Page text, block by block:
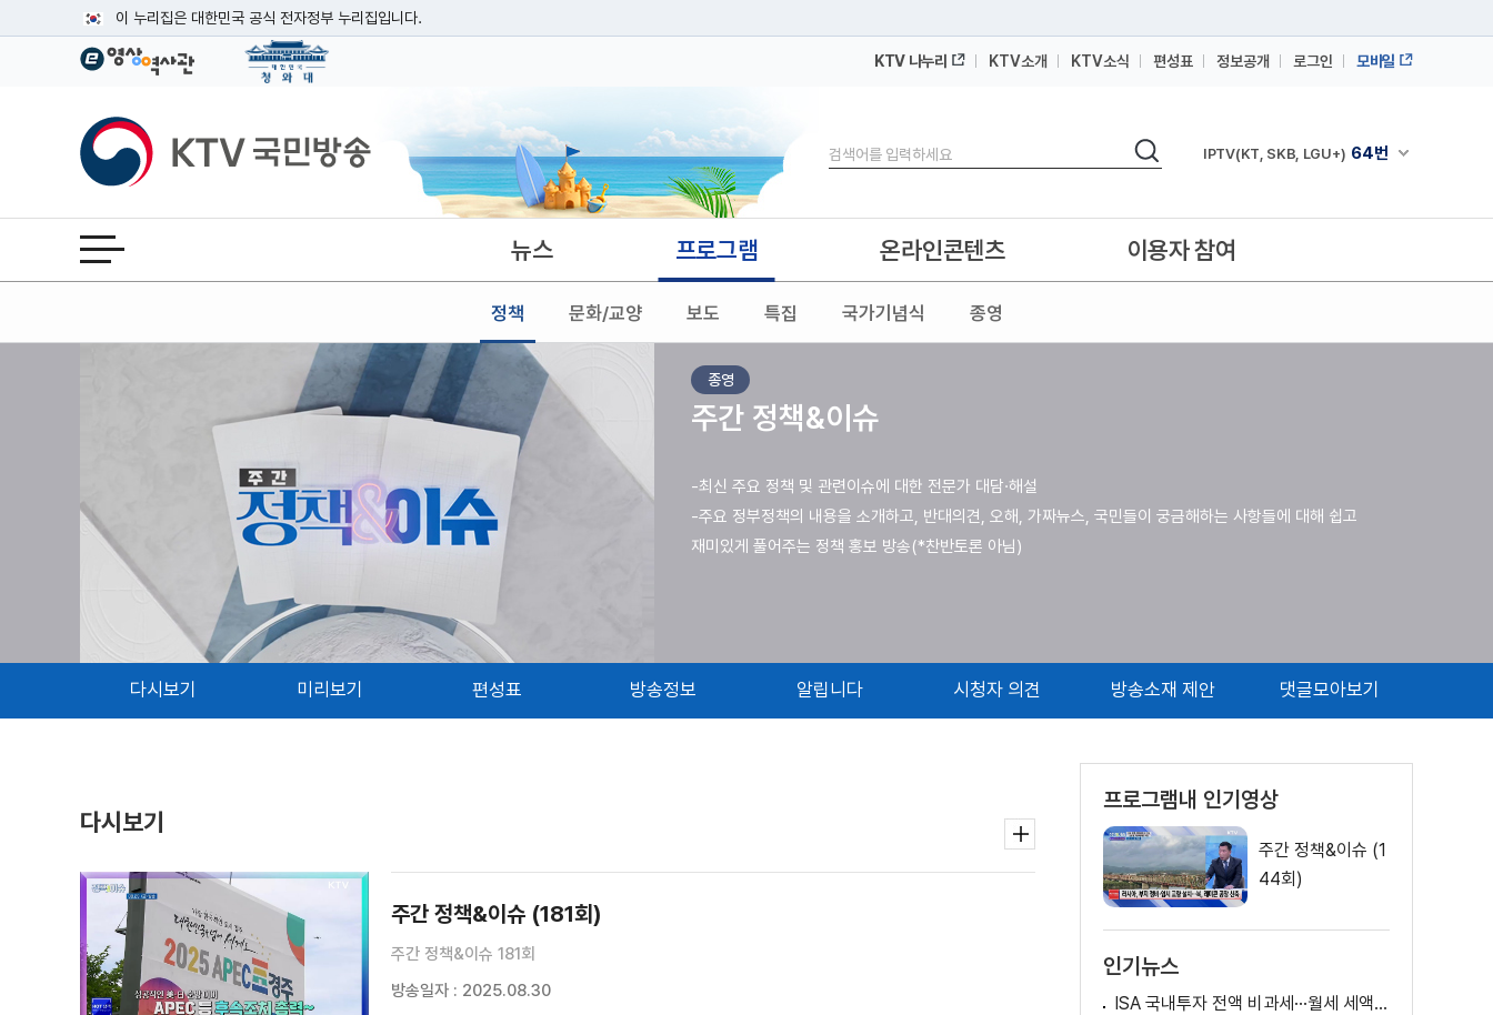
이 누리집은 대한민국 공식 전자정부 누리집입니다.
공식 누리집 주소 확인하기
이밖에 or.kr 또는 .kr등 다른 도메인 주소를 사용하고 있다면 아래 URL에서 도메인 주소를 확인해 보세요
운영중인 공식 누리집보기
KTV 나누리 KTV소개 KTV소식 편성표 정보공개 로그인 모바일
KTV국민방송
검색
검색 채널안내 펼쳐
IPTV(KT, SKB, LGU+) 64번
IPTV(KT, SKB, LGU+)
전체메뉴 열기 뉴스 프로그램
정책 문화/교양 보도 특집 국가기념식 종영
온라인콘텐츠 이용자 참여
종영
주간 정책&이슈
-최신 주요 정책 및 관련이슈에 대한 전문가 대담·해설
-주요 정부정책의 내용을 소개하고, 반대의견, 오해, 가짜뉴스, 국민들이 궁금해하는 사항들에 대해 쉽고
재미있게 풀어주는 정책 홍보 방송(*찬반토론 아님)
다시보기 미리보기 편성표 방송정보 알립니다 시청자 의견 방송소재 제안 댓글모아보기
다시보기
주간 정책&이슈 (181회)
주간 정책&이슈 181회
방송일자 : 2025.08.30
프로그램내 인기영상
주간 정책&이슈 (1
44회)
인기뉴스
ISA 국내투자 전액 비과세···월세 세액공제 확대